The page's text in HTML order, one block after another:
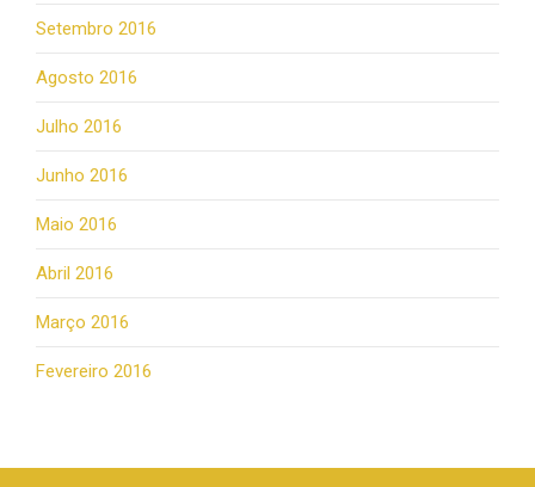
Setembro 2016
Agosto 2016
Julho 2016
Junho 2016
Maio 2016
Abril 2016
Março 2016
Fevereiro 2016